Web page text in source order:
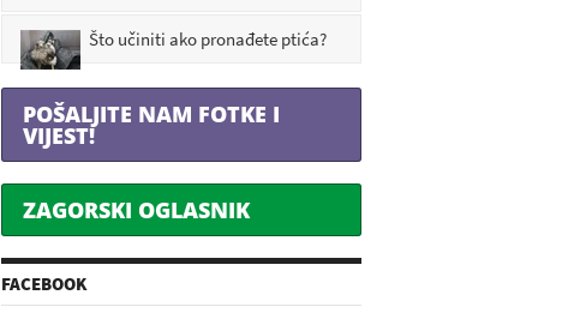
Što učiniti ako pronađete ptića?
POŠALJITE NAM FOTKE I
VIJEST!
ZAGORSKI OGLASNIK
FACEBOOK